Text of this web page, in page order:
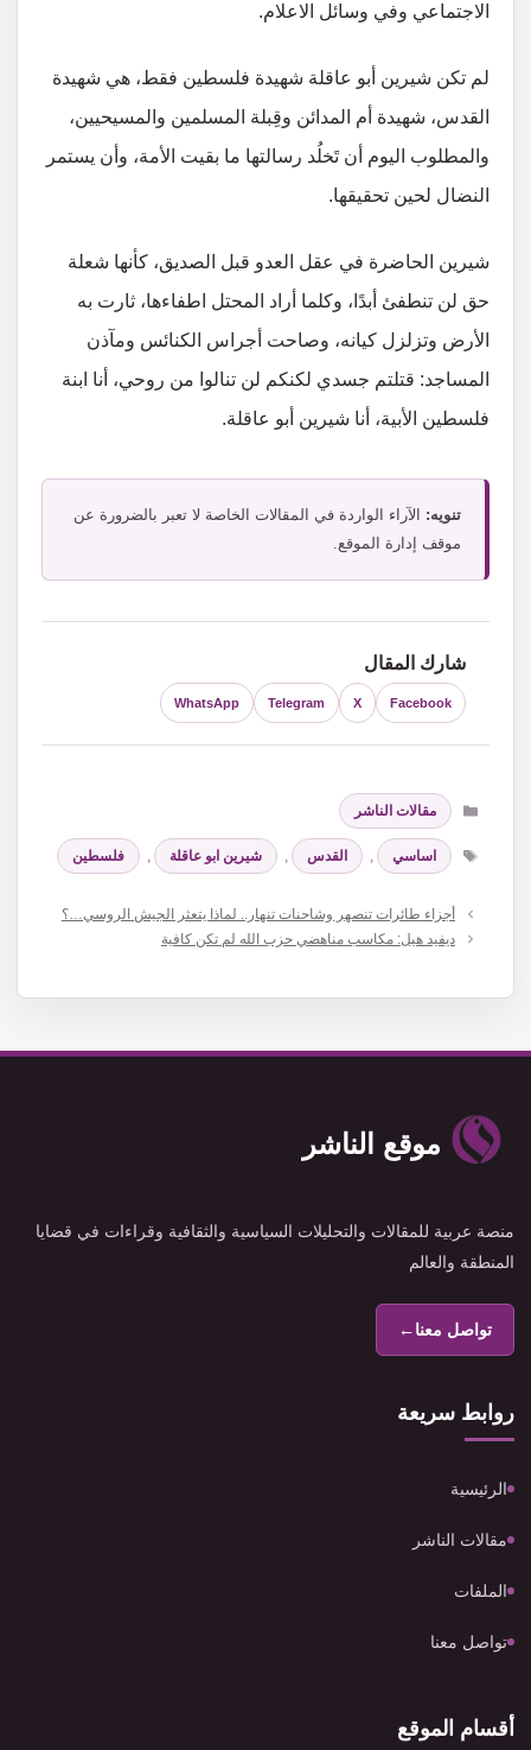
الاجتماعي وفي وسائل الاعلام.
لم تكن شيرين أبو عاقلة شهيدة فلسطين فقط، هي شهيدة
القدس، شهيدة أم المدائن وقِبلة المسلمين والمسيحيين،
والمطلوب اليوم أن تَخلُد رسالتها ما بقيت الأمة، وأن يستمر
النضال لحين تحقيقها.
شيرين الحاضرة في عقل العدو قبل الصديق، كأنها شعلة
حق لن تنطفئ أبدًا، وكلما أراد المحتل اطفاءها، ثارت به
الأرض وتزلزل كيانه، وصاحت أجراس الكنائس ومآذن
المساجد: قتلتم جسدي لكنكم لن تنالوا من روحي، أنا ابنة
فلسطين الأبية، أنا شيرين أبو عاقلة.
تنويه: الآراء الواردة في المقالات الخاصة لا تعبر بالضرورة عن
موقف إدارة الموقع.
شارك المقال
Facebook
X
Telegram
WhatsApp
التصنيفات
مقالات الناشر
الوسوم
اساسي , القدس , شيرين ابو عاقلة , فلسطين
أجزاء طائرات تنصهر وشاحنات تنهار.. لماذا يتعثر الجيش الروسي…؟
ديفيد هيل: مكاسب مناهضي حزب الله لم تكن كافية
موقع الناشر
منصة عربية للمقالات والتحليلات السياسية والثقافية وقراءات في قضايا
المنطقة والعالم
تواصل معنا←
روابط سريعة
الرئيسية
مقالات الناشر
الملفات
تواصل معنا
أقسام الموقع